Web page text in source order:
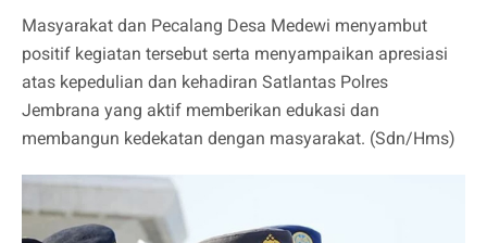
Masyarakat dan Pecalang Desa Medewi menyambut
positif kegiatan tersebut serta menyampaikan apresiasi
atas kepedulian dan kehadiran Satlantas Polres
Jembrana yang aktif memberikan edukasi dan
membangun kedekatan dengan masyarakat. (Sdn/Hms)